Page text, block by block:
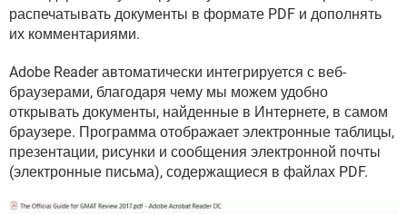
ВИДЕО
YANDEX
распечатывать документы в формате PDF и дополнять
их комментариями.
Adobe Reader автоматически интегрируется с веб-
браузерами, благодаря чему мы можем удобно
открывать документы, найденные в Интернете, в самом
браузере. Программа отображает электронные таблицы,
презентации, рисунки и сообщения электронной почты
(электронные письма), содержащиеся в файлах PDF.